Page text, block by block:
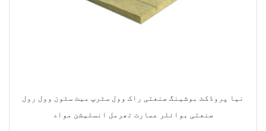
نیا پروڈکٹ بوشینگ صنعتی راک وول سٹرپ میٹ سٹون وول رول
صنعتی بوائلر عمارت تھرمل انسلیشن مواد